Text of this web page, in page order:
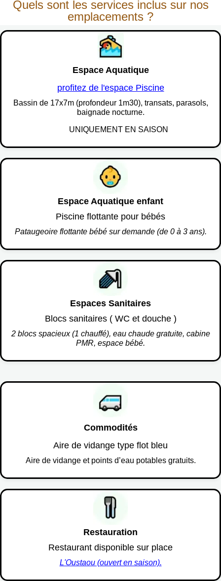
Quels sont les services inclus sur nos
emplacements ?
Espace Aquatique
profitez de l'espace Piscine
Bassin de 17x7m (profondeur 1m30), transats, parasols,
baignade nocturne.
UNIQUEMENT EN SAISON
Espace Aquatique enfant
Piscine flottante pour bébés
Pataugeoire flottante bébé sur demande (de 0 à 3 ans).
Espaces Sanitaires
Blocs sanitaires ( WC et douche )
2 blocs spacieux (1 chauffé), eau chaude gratuite, cabine
PMR, espace bébé.
Commodités
Aire de vidange type flot bleu
Aire de vidange et points d’eau potables gratuits.
Restauration
Restaurant disponible sur place
L'Oustaou (ouvert en saison).